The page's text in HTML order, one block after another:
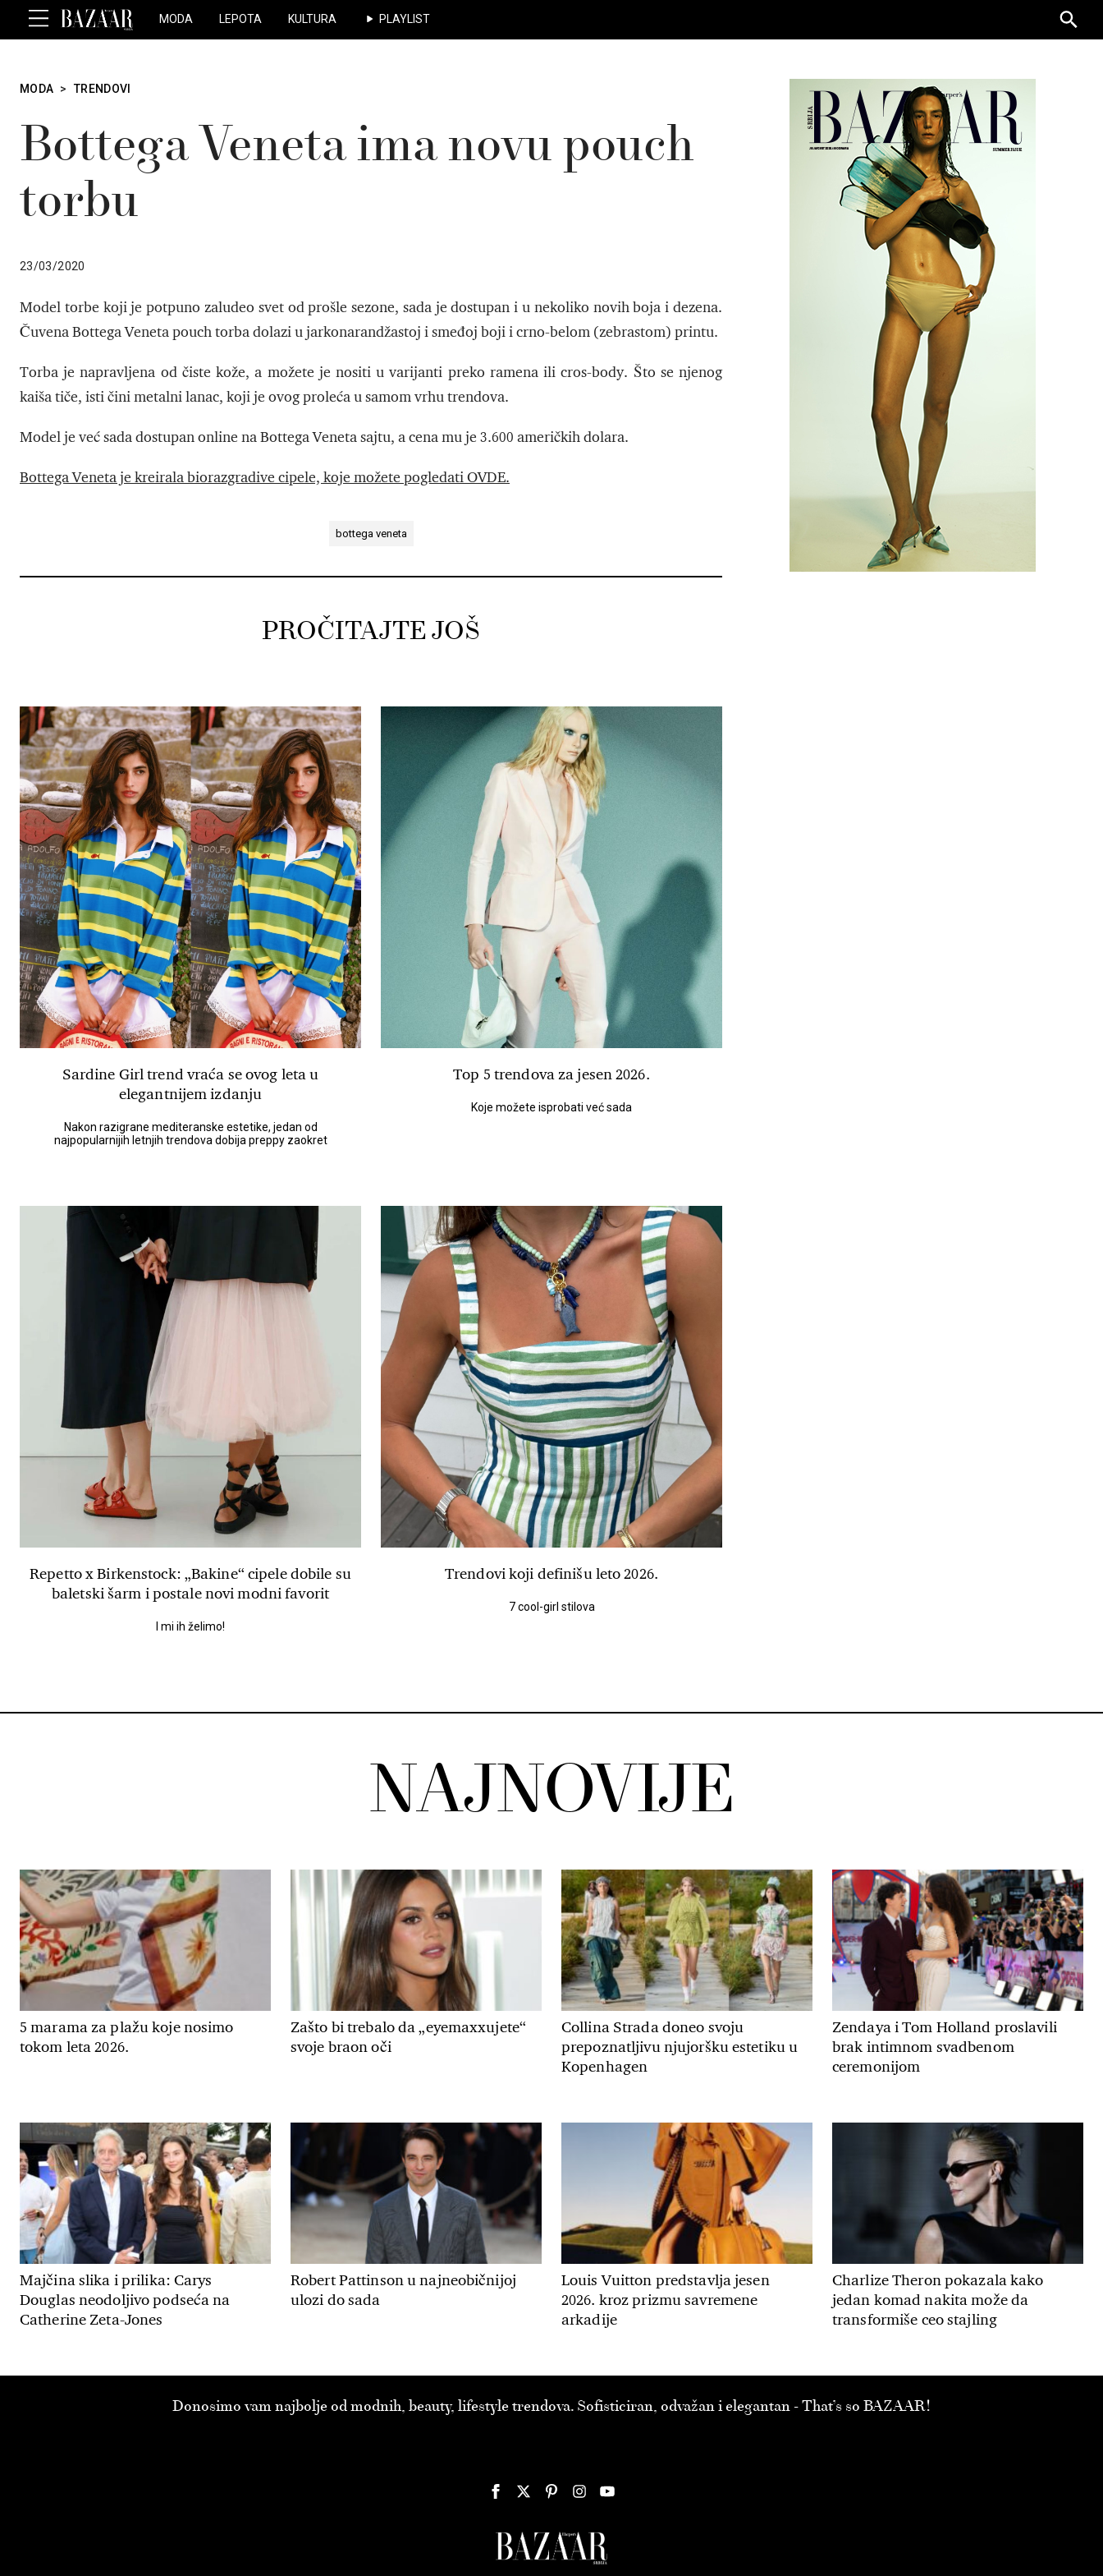
MODA LEPOTA KULTURA PLAYLIST
for:
MODA > TRENDOVI
Bottega Veneta ima novu pouch
torbu
23/03/2020
Model torbe koji je potpuno zaludeo svet od prošle sezone, sada je dostupan i u nekoliko novih boja i dezena.
Čuvena Bottega Veneta pouch torba dolazi u jarkonarandžastoj i smeđoj boji i crno-belom (zebrastom) printu.
Torba je napravljena od čiste kože, a možete je nositi u varijanti preko ramena ili cros-body. Što se njenog
kaiša tiče, isti čini metalni lanac, koji je ovog proleća u samom vrhu trendova.
Model je već sada dostupan online na Bottega Veneta sajtu, a cena mu je 3.600 američkih dolara.
Bottega Veneta je kreirala biorazgradive cipele, koje možete pogledati OVDE.
bottega veneta
PROČITAJTE JOŠ
Sardine Girl trend vraća se ovog leta u
elegantnijem izdanju
Nakon razigrane mediteranske estetike, jedan od
najpopularnijih letnjih trendova dobija preppy zaokret
Top 5 trendova za jesen 2026.
Koje možete isprobati već sada
Repetto x Birkenstock: „Bakine“ cipele dobile su
baletski šarm i postale novi modni favorit
I mi ih želimo!
Trendovi koji definišu leto 2026.
7 cool-girl stilova
NAJNOVIJE
5 marama za plažu koje nosimo
tokom leta 2026.
Zašto bi trebalo da „eyemaxxujete“
svoje braon oči
Collina Strada doneo svoju
prepoznatljivu njujoršku estetiku u
Kopenhagen
Zendaya i Tom Holland proslavili
brak intimnom svadbenom
ceremonijom
Majčina slika i prilika: Carys
Douglas neodoljivo podseća na
Catherine Zeta-Jones
Robert Pattinson u najneobičnijoj
ulozi do sada
Louis Vuitton predstavlja jesen
2026. kroz prizmu savremene
arkadije
Charlize Theron pokazala kako
jedan komad nakita može da
transformiše ceo stajling
Donosimo vam najbolje od modnih, beauty, lifestyle trendova. Sofisticiran, odvažan i elegantan - That’s so BAZAAR!